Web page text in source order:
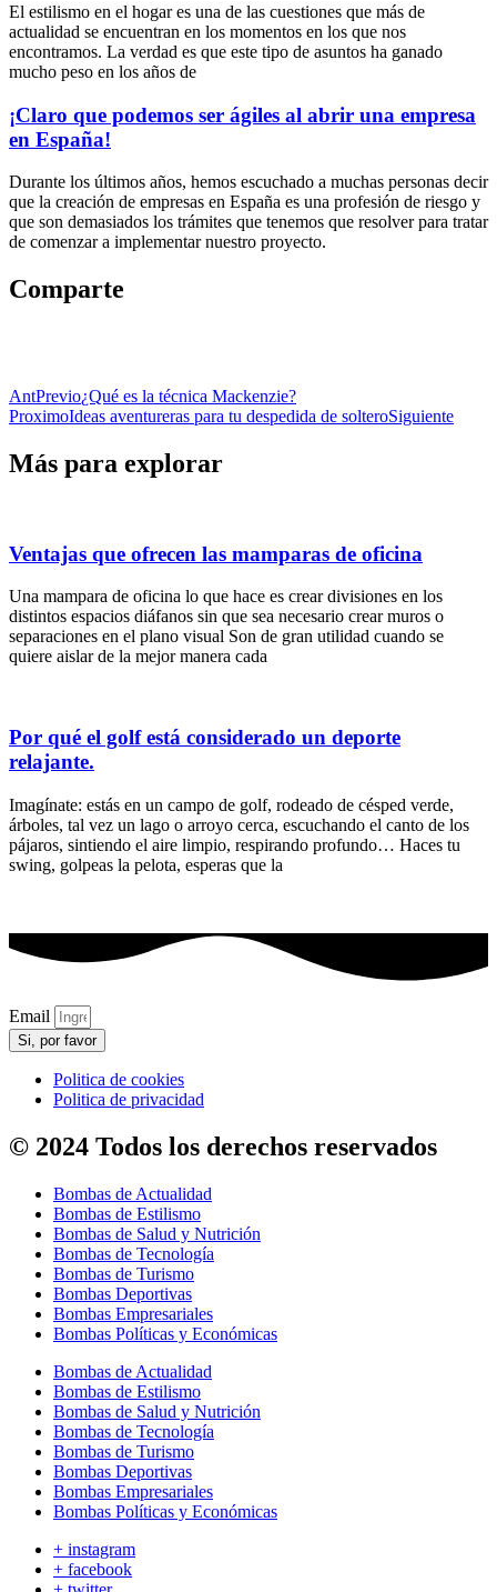
El estilismo en el hogar es una de las cuestiones que más de
actualidad se encuentran en los momentos en los que nos
encontramos. La verdad es que este tipo de asuntos ha ganado
mucho peso en los años de
¡Claro que podemos ser ágiles al abrir una empresa
en España!
Durante los últimos años, hemos escuchado a muchas personas decir
que la creación de empresas en España es una profesión de riesgo y
que son demasiados los trámites que tenemos que resolver para tratar
de comenzar a implementar nuestro proyecto.
Comparte
AntPrevio¿Qué es la técnica Mackenzie?
ProximoIdeas aventureras para tu despedida de solteroSiguiente
Más para explorar
Ventajas que ofrecen las mamparas de oficina
Una mampara de oficina lo que hace es crear divisiones en los
distintos espacios diáfanos sin que sea necesario crear muros o
separaciones en el plano visual Son de gran utilidad cuando se
quiere aislar de la mejor manera cada
Por qué el golf está considerado un deporte
relajante.
Imagínate: estás en un campo de golf, rodeado de césped verde,
árboles, tal vez un lago o arroyo cerca, escuchando el canto de los
pájaros, sintiendo el aire limpio, respirando profundo… Haces tu
swing, golpeas la pelota, esperas que la
Email
Si, por favor
Politica de cookies
Politica de privacidad
© 2024 Todos los derechos reservados
Bombas de Actualidad
Bombas de Estilismo
Bombas de Salud y Nutrición
Bombas de Tecnología
Bombas de Turismo
Bombas Deportivas
Bombas Empresariales
Bombas Políticas y Económicas
Bombas de Actualidad
Bombas de Estilismo
Bombas de Salud y Nutrición
Bombas de Tecnología
Bombas de Turismo
Bombas Deportivas
Bombas Empresariales
Bombas Políticas y Económicas
+ instagram
+ facebook